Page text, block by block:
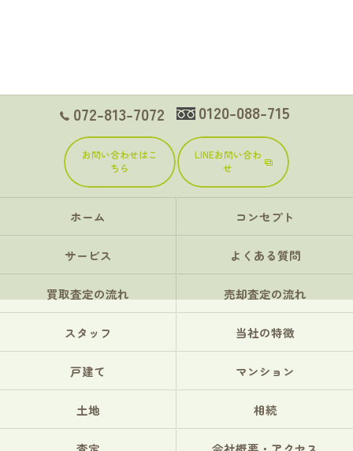
072-813-7072 0120-088-715
お問い合わせはこ
ちら
LINEお問い合わ
せ
ホーム コンセプト
サービス よくある質問
買取査定の流れ 売却査定の流れ
スタッフ 当社の特徴
戸建て マンション
土地 相続